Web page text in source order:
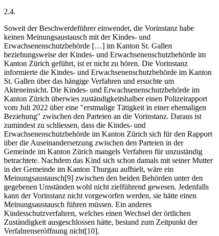
2.4.
Soweit der Beschwerdeführer einwendet, die Vorinstanz habe
keinen Meinungsaustausch mit der Kindes- und
Erwachsenenschutzbehörde […] im Kanton St. Gallen
beziehungsweise der Kindes- und Erwachsenenschutzbehörde im
Kanton Zürich geführt, ist er nicht zu hören. Die Vorinstanz
informierte die Kindes- und Erwachsenenschutzbehörde im Kanton
St. Gallen über das hängige Verfahren und ersuchte um
Akteneinsicht. Die Kindes- und Erwachsenenschutzbehörde im
Kanton Zürich überwies zuständigkeitshalber einen Polizeirapport
vom Juli 2022 über eine "erstmalige Tätigkeit in einer ehemaligen
Beziehung" zwischen den Parteien an die Vorinstanz. Daraus ist
zumindest zu schliessen, dass die Kindes- und
Erwachsenenschutzbehörde im Kanton Zürich sich für den Rapport
über die Auseinandersetzung zwischen den Parteien in der
Gemeinde im Kanton Zürich mangels Verfahren für unzuständig
betrachtete. Nachdem das Kind sich schon damals mit seiner Mutter
in der Gemeinde im Kanton Thurgau aufhielt, wäre ein
Meinungsaustausch[9] zwischen den beiden Behörden unter den
gegebenen Umständen wohl nicht zielführend gewesen. Jedenfalls
kann der Vorinstanz nicht vorgeworfen werden, sie hätte einen
Meinungsaustausch führen müssen. Ein anderes
Kindesschutzverfahren, welches einen Wechsel der örtlichen
Zuständigkeit ausgeschlossen hätte, bestand zum Zeitpunkt der
Verfahrenseröffnung nicht[10].